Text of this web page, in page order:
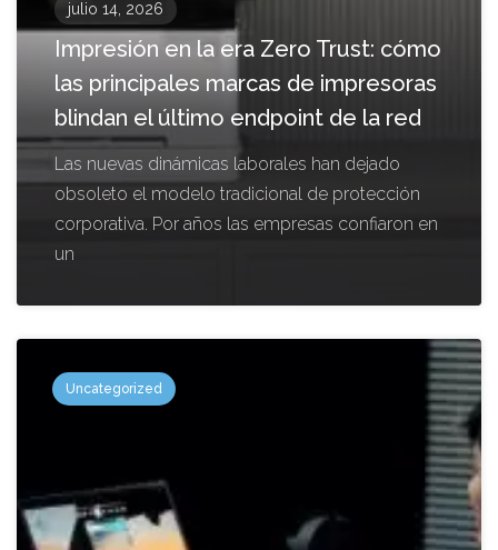
julio 14, 2026
Impresión en la era Zero Trust: cómo
las principales marcas de impresoras
blindan el último endpoint de la red
Las nuevas dinámicas laborales han dejado
obsoleto el modelo tradicional de protección
corporativa. Por años las empresas confiaron en
un
Uncategorized